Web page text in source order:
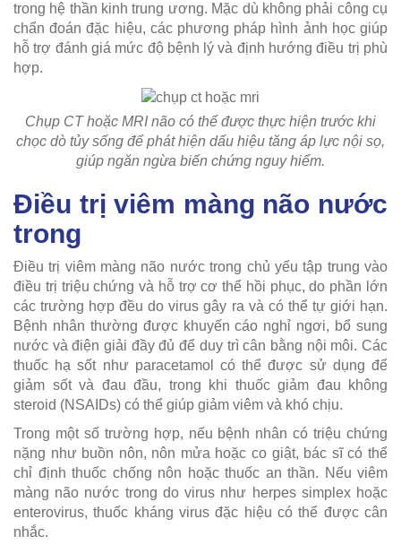
trong hệ thần kinh trung ương. Mặc dù không phải công cụ
chẩn đoán đặc hiệu, các phương pháp hình ảnh học giúp
hỗ trợ đánh giá mức độ bệnh lý và định hướng điều trị phù
hợp.
Chụp CT hoặc MRI não có thể được thực hiện trước khi
chọc dò tủy sống để phát hiện dấu hiệu tăng áp lực nội sọ,
giúp ngăn ngừa biến chứng nguy hiểm.
Điều trị viêm màng não nước
trong
Điều trị viêm màng não nước trong chủ yếu tập trung vào
điều trị triệu chứng và hỗ trợ cơ thể hồi phục, do phần lớn
các trường hợp đều do virus gây ra và có thể tự giới hạn.
Bệnh nhân thường được khuyến cáo nghỉ ngơi, bổ sung
nước và điện giải đầy đủ để duy trì cân bằng nội môi. Các
thuốc hạ sốt như paracetamol có thể được sử dụng để
giảm sốt và đau đầu, trong khi thuốc giảm đau không
steroid (NSAIDs) có thể giúp giảm viêm và khó chịu.
Trong một số trường hợp, nếu bệnh nhân có triệu chứng
nặng như buồn nôn, nôn mửa hoặc co giật, bác sĩ có thể
chỉ định thuốc chống nôn hoặc thuốc an thần. Nếu viêm
màng não nước trong do virus như herpes simplex hoặc
enterovirus, thuốc kháng virus đặc hiệu có thể được cân
nhắc.